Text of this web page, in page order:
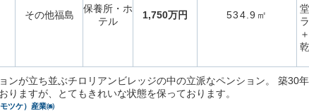
その他福島
保養所・ホ
テル
1,750万円 534.9㎡
ンが立ち並ぶチロリアンビレッジの中の立派なペンション。 築30
りますが、とてもきれいな状態を保っております。
ツケ）産業㈱